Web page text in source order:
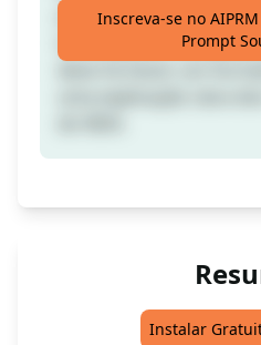
empresas e indivíduos
informações
Inscreva-se no
Prompt
Instalar